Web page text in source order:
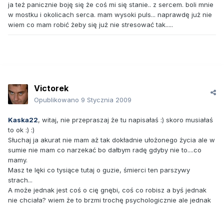
ja też panicznie boję się że coś mi się stanie.. z sercem. boli mnie
w mostku i okolicach serca. mam wysoki puls... naprawdę już nie
wiem co mam robić żeby się już nie stresować tak.....
Victorek
Opublikowano 9 Stycznia 2009
Kaska22, witaj, nie przepraszaj że tu napisałaś :) skoro musiałaś
to ok :) :)
Słuchaj ja akurat nie mam aż tak dokładnie ułożonego życia ale w
sumie nie mam co narzekać bo dałbym radę gdyby nie to....co
mamy.
Masz te lęki co tysiące tutaj o guzie, śmierci ten parszywy
strach...
A może jednak jest coś o cię gnębi, coś co robisz a byś jednak
nie chciała? wiem że to brzmi trochę psychologicznie ale jednak